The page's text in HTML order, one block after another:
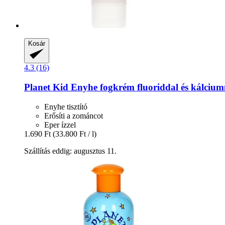
Kosár
4.3 (16)
Planet Kid Enyhe fogkrém fluoriddal és
Enyhe tisztító
Erősíti a zománcot
Eper ízzel
1.690 Ft (33.800 Ft / l)
Szállítás eddig: augusztus 11.